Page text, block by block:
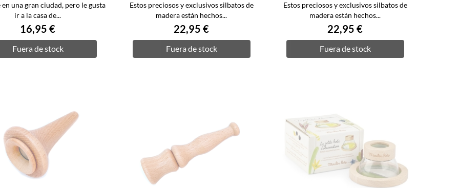
en una gran ciudad, pero le gusta
ir a la casa de...
16,95 €
Fuera de stock
Estos preciosos y exclusivos silbatos de
madera están hechos...
22,95 €
Fuera de stock
Estos preciosos y exclusivos silbatos de
madera están hechos...
22,95 €
Fuera de stock